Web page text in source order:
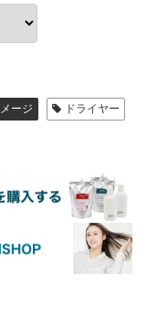
ージ
ドライヤー